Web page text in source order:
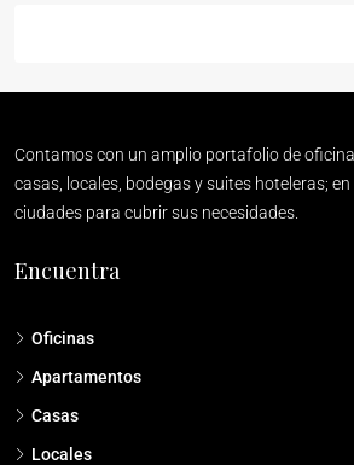
Contamos con un amplio portafolio de
casas, locales, bodegas y suites hoteleras;
ciudades para cubrir sus necesidades.
Encuentra
Oficinas
Apartamentos
Casas
Locales